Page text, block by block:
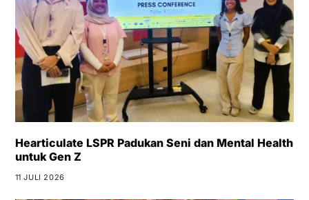
Hearticulate LSPR Padukan Seni dan Mental Health
untuk Gen Z
11 JULI 2026